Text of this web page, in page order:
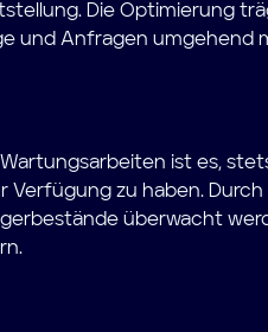
Die Optimierung
und Anfragen umgehend
ist es,
zu haben.
überwacht